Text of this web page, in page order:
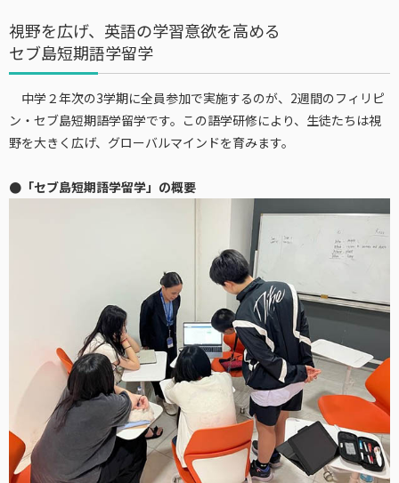
視野を広げ、英語の学習意欲を高める
セブ島短期語学留学
中学２年次の3学期に全員参加で実施するのが、2週間のフィリピ
ン・セブ島短期語学留学です。この語学研修により、生徒たちは視
野を大きく広げ、グローバルマインドを育みます。
●「セブ島短期語学留学」の概要